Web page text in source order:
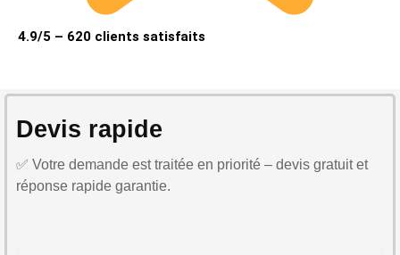
4.9/5 – 620 clients satisfaits
Devis rapide
✅ Votre demande est traitée en priorité – devis gratuit et
réponse rapide garantie.